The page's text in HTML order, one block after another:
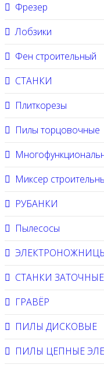
Фрезер
Лобзики
Фен строительный
СТАНКИ
Плиткорезы
Пилы торцовочные
Миксер
РУБАНКИ
Пылесосы
СТАНКИ ЗАТОЧНЫЕ
ГРАВЁР
ПИЛЫ ДИСКОВЫЕ
ПИЛЫ ЦЕПНЫЕ